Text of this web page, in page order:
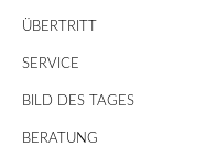
ÜBERTRITT
SERVICE
BILD DES TAGES
BERATUNG